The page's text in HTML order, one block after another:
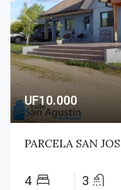
UF10.000
4 3